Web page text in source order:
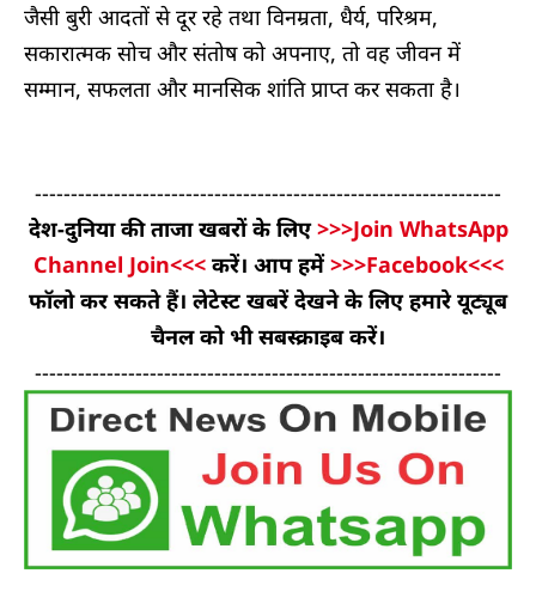
जैसी बुरी आदतों से दूर रहे तथा विनम्रता, धैर्य, परिश्रम,
सकारात्मक सोच और संतोष को अपनाए, तो वह जीवन में
सम्मान, सफलता और मानसिक शांति प्राप्त कर सकता है।
-----------------------------------------------------------------
देश-दुनिया की ताजा खबरों के लिए>>>Join WhatsApp
Channel Join<<< करें। आप हमें>>>Facebook<<<
फॉलो कर सकते हैं। लेटेस्ट खबरें देखने के लिए हमारे यूट्यूब
चैनल को भी सबस्क्राइब करें।
-----------------------------------------------------------------